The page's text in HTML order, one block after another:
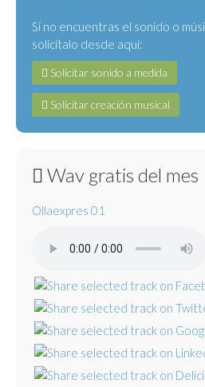
Si no encuentras el sonido o
solicítalo desde aquí:
Solicitar sonido a medida
Solicitar creación musical
Wav gratis del mes
Ollaexpres 01